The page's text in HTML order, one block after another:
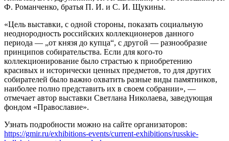
Ф. Романченко, братья П. И. и С. И. Щукины.
«Цель выставки, с одной стороны, показать социальную
неоднородность российских коллекционеров данного
периода — „от князя до купца“, с другой — разнообразие
принципов собирательства. Если для кого-то
коллекционирование было страстью к приобретению
красивых и исторически ценных предметов, то для других
собирателей было важно охватить разные виды памятников,
наиболее полно представить их в своем собрании», —
отмечает автор выставки Светлана Николаева, заведующая
фондом «Православие».
Узнать подробности можно на сайте организаторов:
https://gmir.ru/exhibitions-events/current-exhibitions/russkie-